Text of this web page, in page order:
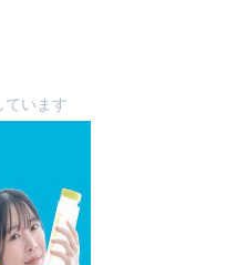
ています